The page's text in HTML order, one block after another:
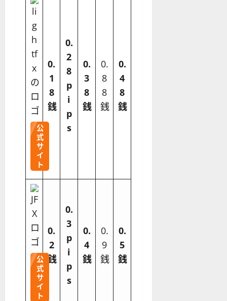
公
式
サ
イ
ト
0.
1
8
銭
0.
2
8
p
i
p
s
0.
3
8
銭
0.
8
8
銭
0.
4
8
銭
公
式
サ
イ
ト
0.
2
銭
0.
3
p
i
p
s
0.
4
銭
0.
9
銭
0.
5
銭